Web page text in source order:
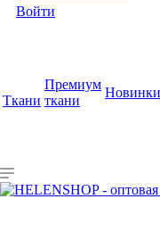
Войти
Ткани
Премиум
ткани
Новинки